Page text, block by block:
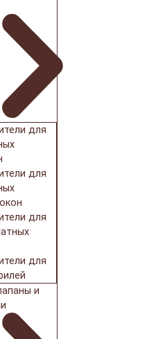
для
для
для
для
и